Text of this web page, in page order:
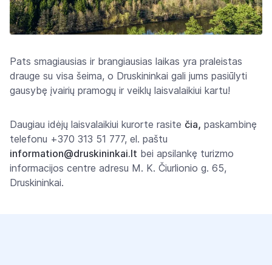
Pats smagiausias ir brangiausias laikas yra praleistas
drauge su visa šeima, o Druskininkai gali jums pasiūlyti
gausybę įvairių pramogų ir veiklų laisvalaikiui kartu!
Daugiau idėjų laisvalaikiui kurorte rasite čia, paskambinę
telefonu +370 313 51 777, el. paštu
information@druskininkai.lt bei apsilankę turizmo
informacijos centre adresu M. K. Čiurlionio g. 65,
Druskininkai.